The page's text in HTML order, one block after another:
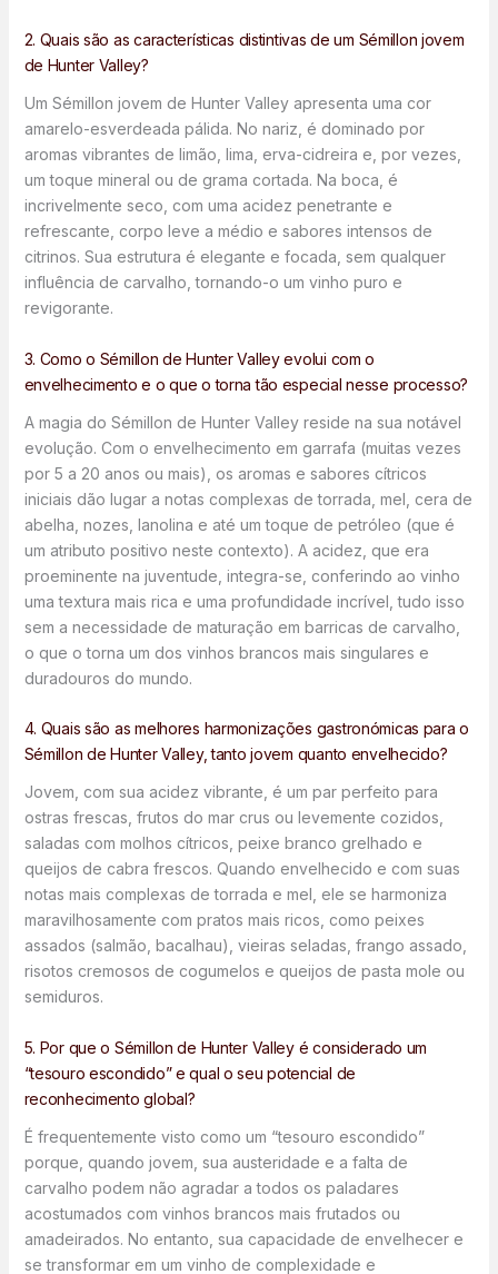
2. Quais são as características distintivas de um Sémillon jovem
de Hunter Valley?
Um Sémillon jovem de Hunter Valley apresenta uma cor
amarelo-esverdeada pálida. No nariz, é dominado por
aromas vibrantes de limão, lima, erva-cidreira e, por vezes,
um toque mineral ou de grama cortada. Na boca, é
incrivelmente seco, com uma acidez penetrante e
refrescante, corpo leve a médio e sabores intensos de
citrinos. Sua estrutura é elegante e focada, sem qualquer
influência de carvalho, tornando-o um vinho puro e
revigorante.
3. Como o Sémillon de Hunter Valley evolui com o
envelhecimento e o que o torna tão especial nesse processo?
A magia do Sémillon de Hunter Valley reside na sua notável
evolução. Com o envelhecimento em garrafa (muitas vezes
por 5 a 20 anos ou mais), os aromas e sabores cítricos
iniciais dão lugar a notas complexas de torrada, mel, cera de
abelha, nozes, lanolina e até um toque de petróleo (que é
um atributo positivo neste contexto). A acidez, que era
proeminente na juventude, integra-se, conferindo ao vinho
uma textura mais rica e uma profundidade incrível, tudo isso
sem a necessidade de maturação em barricas de carvalho,
o que o torna um dos vinhos brancos mais singulares e
duradouros do mundo.
4. Quais são as melhores harmonizações gastronómicas para o
Sémillon de Hunter Valley, tanto jovem quanto envelhecido?
Jovem, com sua acidez vibrante, é um par perfeito para
ostras frescas, frutos do mar crus ou levemente cozidos,
saladas com molhos cítricos, peixe branco grelhado e
queijos de cabra frescos. Quando envelhecido e com suas
notas mais complexas de torrada e mel, ele se harmoniza
maravilhosamente com pratos mais ricos, como peixes
assados (salmão, bacalhau), vieiras seladas, frango assado,
risotos cremosos de cogumelos e queijos de pasta mole ou
semiduros.
5. Por que o Sémillon de Hunter Valley é considerado um
“tesouro escondido” e qual o seu potencial de
reconhecimento global?
É frequentemente visto como um “tesouro escondido”
porque, quando jovem, sua austeridade e a falta de
carvalho podem não agradar a todos os paladares
acostumados com vinhos brancos mais frutados ou
amadeirados. No entanto, sua capacidade de envelhecer e
se transformar em um vinho de complexidade e